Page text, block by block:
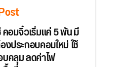
อมจิ๋วเริ่มแค่ 5 พัน มี
งประกอบคอมใหม่ ใช้
คลุม ลดค่าไฟ